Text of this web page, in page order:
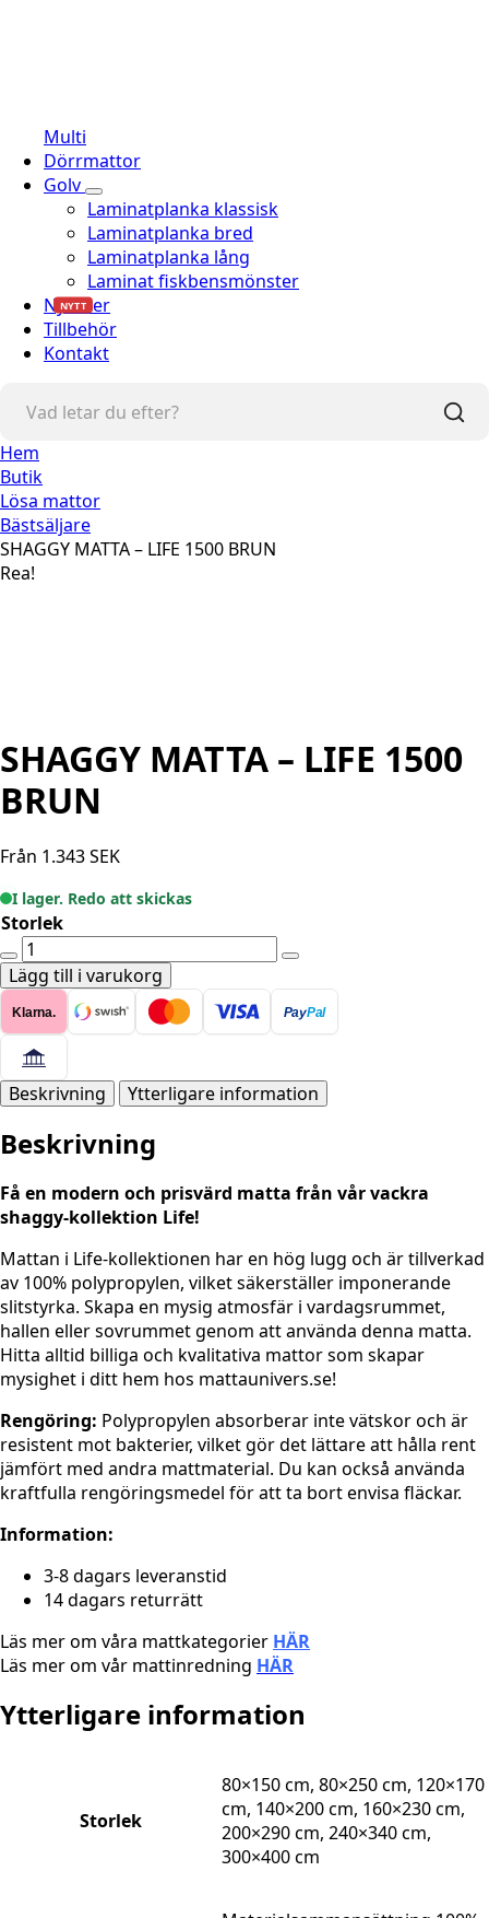
Multi
Dörrmattor
Golv
Laminatplanka klassisk
Laminatplanka bred
Laminatplanka lång
Laminat fiskbensmönster
Nyheter
NYTT
Tillbehör
Kontakt
Hem
Butik
Lösa mattor
Bästsäljare
SHAGGY MATTA – LIFE 1500 BRUN
Rea!
SHAGGY MATTA – LIFE 1500
BRUN
Från 1.343SEK
I lager. Redo att skickas
Storlek
SHAGGY
MATTA
-
LIFE
1500
BRUN
mängd
Lägg till i varukorg
Klarna. PayPal
Beskrivning Ytterligare information
Beskrivning
Få en modern och prisvärd matta från vår vackra
shaggy-kollektion Life!
Mattan i Life-kollektionen har en hög lugg och är tillverkad
av 100% polypropylen, vilket säkerställer imponerande
slitstyrka. Skapa en mysig atmosfär i vardagsrummet,
hallen eller sovrummet genom att använda denna matta.
Hitta alltid billiga och kvalitativa mattor som skapar
mysighet i ditt hem hos mattaunivers.se!
Rengöring: Polypropylen absorberar inte vätskor och är
resistent mot bakterier, vilket gör det lättare att hålla rent
jämfört med andra mattmaterial. Du kan också använda
kraftfulla rengöringsmedel för att ta bort envisa fläckar.
Information:
3-8 dagars leveranstid
14 dagars returrätt
Läs mer om våra mattkategorier HÄR
Läs mer om vår mattinredning HÄR
Ytterligare information
Storlek
80×150 cm, 80×250 cm, 120×170
cm, 140×200 cm, 160×230 cm,
200×290 cm, 240×340 cm,
300×400 cm